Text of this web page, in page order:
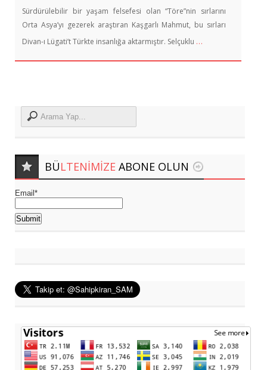
Sürdürülebilir bir yaşam felsefesi olan “Töre”nin sırlarını
Orta Asya’yı gezerek araştıran Kaşgarlı Mahmut, bu sırları
Divan-ı Lügati’t Türkte insanlığa aktarmıştır. Selçuklu …
BÜLTENIMIZE ABONE OLUN
Email*